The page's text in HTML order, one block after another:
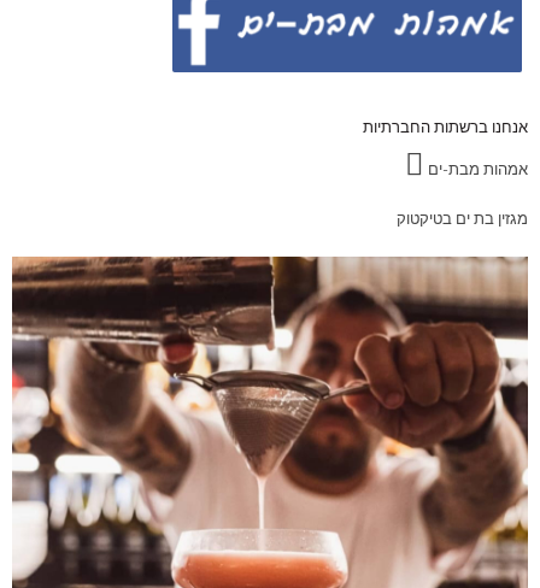
אנחנו ברשתות החברתיות
אמהות מבת-ים
מגזין בת ים בטיקטוק